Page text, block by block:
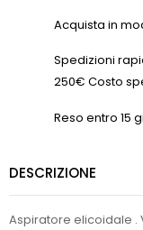
Acquista in
Spedizioni
250€ Costo
Reso entro 15
DESCRIZIONE
Aspiratore elicoidale .